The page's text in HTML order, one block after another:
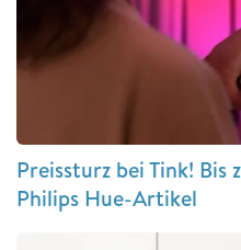
Preissturz bei Tink! Bis
Philips Hue-Artikel